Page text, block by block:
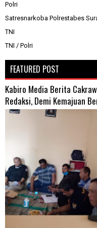
Polri
Satresnarkoba Polrestabes
TNI
TNI / Polri
FEATURED POST
Kabiro Media Berita
Redaksi, Demi Kemajuan